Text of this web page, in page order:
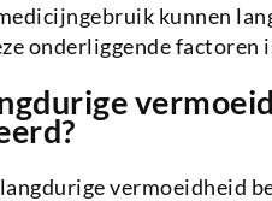
kunnen
onderliggende factoren
vermoeidheid